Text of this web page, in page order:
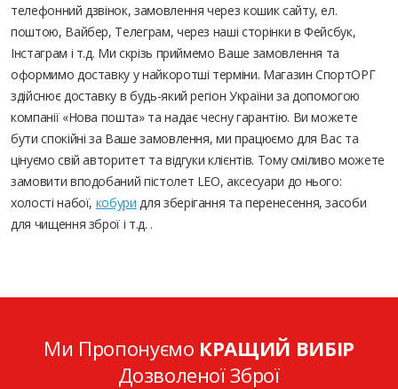
телефонний дзвінок, замовлення через кошик сайту, ел.
поштою, Вайбер, Телеграм, через наші сторінки в Фейсбук,
Інстаграм і т.д. Ми скрізь приймемо Ваше замовлення та
оформимо доставку у найкоротші терміни. Магазин СпортОРГ
здійснює доставку в будь-який регіон України за допомогою
компанії «Нова пошта» та надає чесну гарантію. Ви можете
бути спокійні за Ваше замовлення, ми працюємо для Вас та
цінуємо свій авторитет та відгуки клієнтів. Тому сміливо можете
замовити вподобаний пістолет LEO, аксесуари до нього:
холості набої, кобури для зберігання та перенесення, засоби
для чищення зброї і т.д. .
Ми Пропонуємо КРАЩИЙ ВИБІР
Дозволеної Зброї